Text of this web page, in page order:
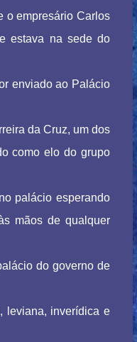
o empresário Carlos
estava na sede do
enviado ao Palácio
da Cruz, um dos
como elo do grupo
palácio esperando
mãos de qualquer
do governo de
leviana, inverídica e